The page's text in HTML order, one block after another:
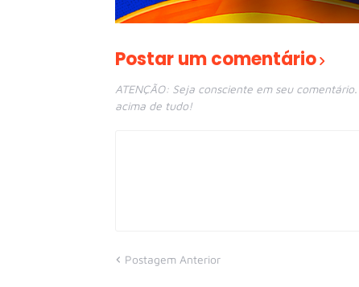
Postar um comentário
ATENÇÃO: Seja consciente em seu
acima de tudo!
Postagem Anterior